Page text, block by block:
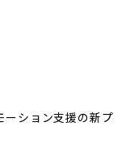
ーション支援の新プ